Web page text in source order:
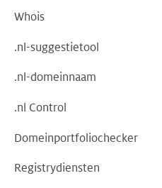
Whois
.nl-suggestietool
.nl-domeinnaam
.nl Control
Domeinportfoliochecker
Registrydiensten